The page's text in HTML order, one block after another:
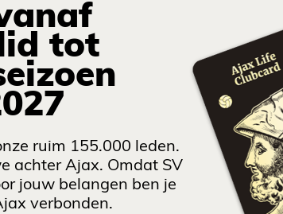
tot
ruim 155.000 leden.
achter Ajax. Omdat SV
jouw belangen ben je
verbonden.